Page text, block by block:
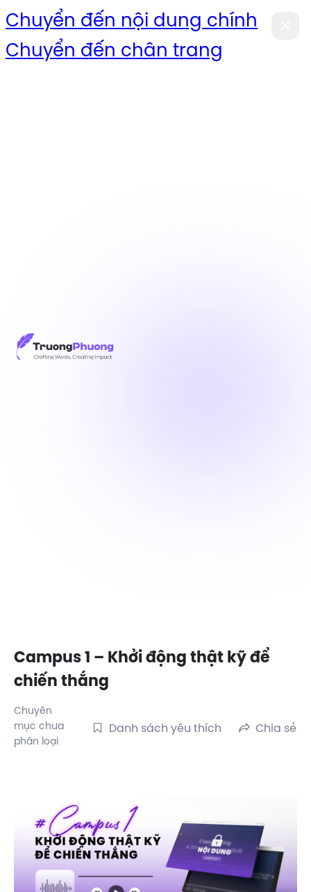
Chuyển đến nội dung chính
Chuyển đến chân trang
Campus 1 – Khởi động thật kỹ để
chiến thắng
Chuyên
mục chưa
phân loại
Danh sách yêu thích Chia sẻ